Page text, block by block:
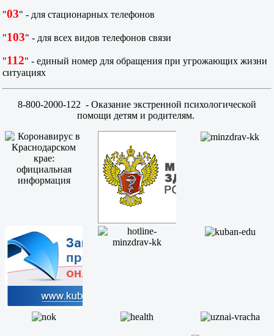
"03" - для стационарных телефонов
"103" - для всех видов телефонов связи
"112" - единый номер для обращения при угрожающих жизни
ситуациях
8-800-2000-122 - Оказание экстренной психологической
помощи детям и родителям.